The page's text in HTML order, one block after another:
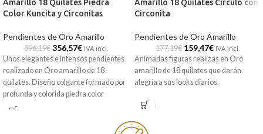
Amarillo 18 Quilates Piedra
Color Kuncita y Circonitas
Pendientes de Oro Amarillo
396,19€ 356,57€ IVA incl.
Unos elegantes e intensos pendientes
realizado en Oro amarillo de 18
quilates. Diseño colgante formado por
profunda y colorida piedra color
Kuncita junto a radiantes circonitas. Un
Amarillo 18 Quilates Círculo con
Circonita
Pendientes de Oro Amarillo
177,19€ 159,47€ IVA incl.
Animadas figuras realizas en Oro
amarillo de 18 quilates que darán
alegría a sus looks diarios.